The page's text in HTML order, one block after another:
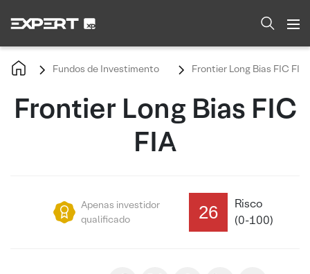
Fundos de Investimento Frontier Long Bias FIC FIA
Frontier Long Bias FIC
FIA
Apenas investidor
qualificado
26
Risco
(0-100)